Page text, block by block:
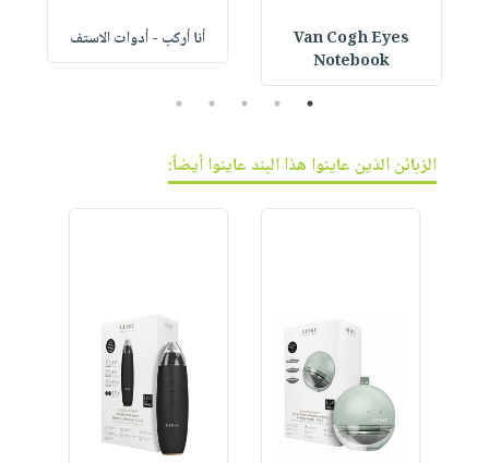
Van Cogh Eyes
Notebook
أنا أركب - أدوات الاستف
1
2
3
4
5
الزبائن الذين عاينوا هذا البند عاينوا أيضاً: